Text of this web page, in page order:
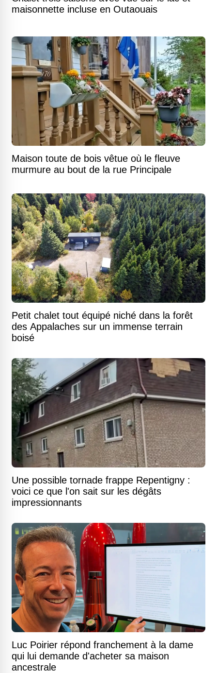
maisonnette incluse en Outaouais
Maison toute de bois vêtue où le fleuve
murmure au bout de la rue Principale
Petit chalet tout équipé niché dans la forêt
des Appalaches sur un immense terrain
boisé
Une possible tornade frappe Repentigny :
voici ce que l'on sait sur les dégâts
impressionnants
Luc Poirier répond franchement à la dame
qui lui demande d'acheter sa maison
ancestrale